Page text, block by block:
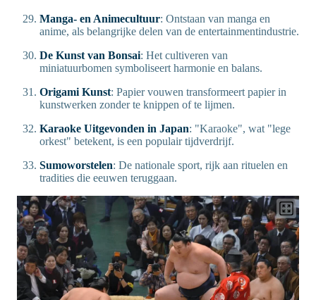
Manga- en Animecultuur: Ontstaan van manga en
anime, als belangrijke delen van de entertainmentindustrie.
De Kunst van Bonsai: Het cultiveren van
miniatuurbomen symboliseert harmonie en balans.
Origami Kunst: Papier vouwen transformeert papier in
kunstwerken zonder te knippen of te lijmen.
Karaoke Uitgevonden in Japan: "Karaoke", wat "lege
orkest" betekent, is een populair tijdverdrijf.
Sumoworstelen: De nationale sport, rijk aan rituelen en
tradities die eeuwen teruggaan.